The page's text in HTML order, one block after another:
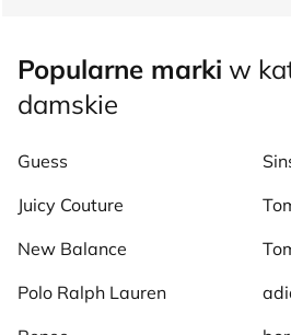
Popularne marki w
damskie
Guess
Juicy Couture
New Balance
Polo Ralph Lauren